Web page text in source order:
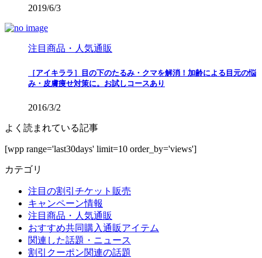
2019/6/3
注目商品・人気通販
［アイキララ］目の下のたるみ・クマを解消！加齢による目元の悩
み・皮膚痩せ対策に。お試しコースあり
2016/3/2
よく読まれている記事
[wpp range='last30days' limit=10 order_by='views']
カテゴリ
注目の割引チケット販売
キャンペーン情報
注目商品・人気通販
おすすめ共同購入通販アイテム
関連した話題・ニュース
割引クーポン関連の話題